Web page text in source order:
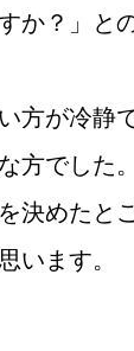
？」と
が冷静
方でした。
めたと
います。